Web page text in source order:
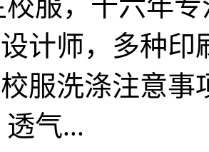
校服，十六年
计师，多种
服洗涤注意
气...